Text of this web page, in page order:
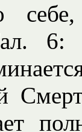
6: